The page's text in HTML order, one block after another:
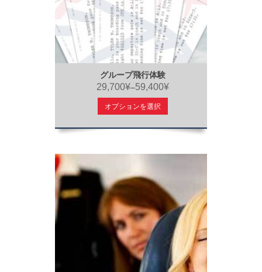
グループ飛行体験
29,700¥–59,400¥
オプションを選択